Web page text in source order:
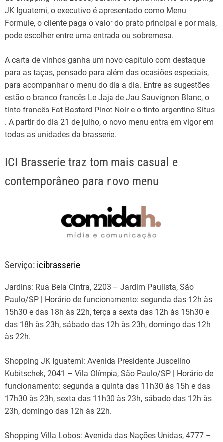
JK Iguatemi, o executivo é apresentado como Menu
Formule, o cliente paga o valor do prato principal e por mais,
pode escolher entre uma entrada ou sobremesa.
A carta de vinhos ganha um novo capítulo com destaque
para as taças, pensado para além das ocasiões especiais,
para acompanhar o menu do dia a dia. Entre as sugestões
estão o branco francês Le Jaja de Jau Sauvignon Blanc, o
tinto francês Fat Bastard Pinot Noir e o tinto argentino Situs
. A partir do dia 21 de julho, o novo menu entra em vigor em
todas as unidades da brasserie.
ICI Brasserie traz tom mais casual e
contemporâneo para novo menu
Serviço: icibrasserie
Jardins: Rua Bela Cintra, 2203 – Jardim Paulista, São
Paulo/SP | Horário de funcionamento: segunda das 12h às
15h30 e das 18h às 22h, terça a sexta das 12h às 15h30 e
das 18h às 23h, sábado das 12h às 23h, domingo das 12h
às 22h.
Shopping JK Iguatemi: Avenida Presidente Juscelino
Kubitschek, 2041 – Vila Olímpia, São Paulo/SP | Horário de
funcionamento: segunda a quinta das 11h30 às 15h e das
17h30 às 23h, sexta das 11h30 às 23h, sábado das 12h às
23h, domingo das 12h às 22h.
Shopping Villa Lobos: Avenida das Nações Unidas, 4777 –